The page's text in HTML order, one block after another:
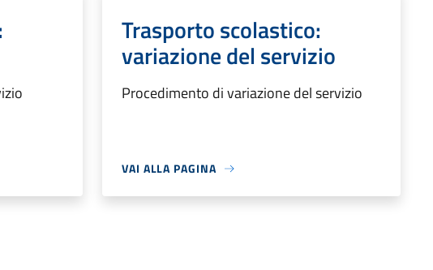
Trasporto scolastico:
variazione del servizio
Procedimento di variazione del servizio
VAI ALLA PAGINA